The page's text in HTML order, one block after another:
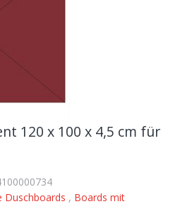
120 x 100 x 4,5 cm für
Duschboards , Boards mit